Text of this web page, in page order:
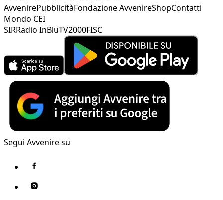
AvvenirePubblicitàFondazione AvvenireShopContatti
Mondo CEI
SIRRadio InBluTV2000FISC
Segui Avvenire su